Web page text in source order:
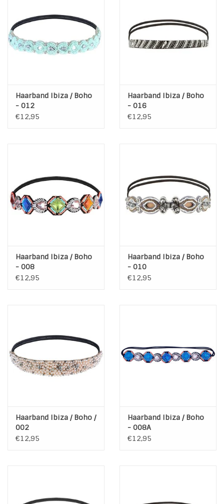
Haarband Ibiza / Boho
- 012
€12,95
Haarband Ibiza / Boho
- 016
€12,95
Haarband Ibiza / Boho
- 008
€12,95
Haarband Ibiza / Boho
- 010
€12,95
Haarband Ibiza / Boho /
002
€12,95
Haarband Ibiza / Boho
- 008A
€12,95